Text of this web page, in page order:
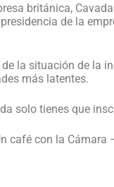
británica,
de la
la situación de la
más latentes.
solo tienes que
café con la Cámara